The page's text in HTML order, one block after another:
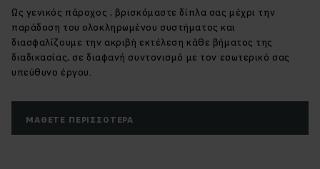
Ως γενικός πάροχος , βρισκόμαστε δίπλα σας μέχρι την
παράδοση του ολοκληρωμένου συστήματος και
διασφαλίζουμε την ακριβή εκτέλεση κάθε βήματος της
διαδικασίας, σε διαφανή συντονισμό με τον εσωτερικό σας
υπεύθυνο έργου.
ΜΆΘΕΤΕ ΠΕΡΙΣΣΌΤΕΡΑ